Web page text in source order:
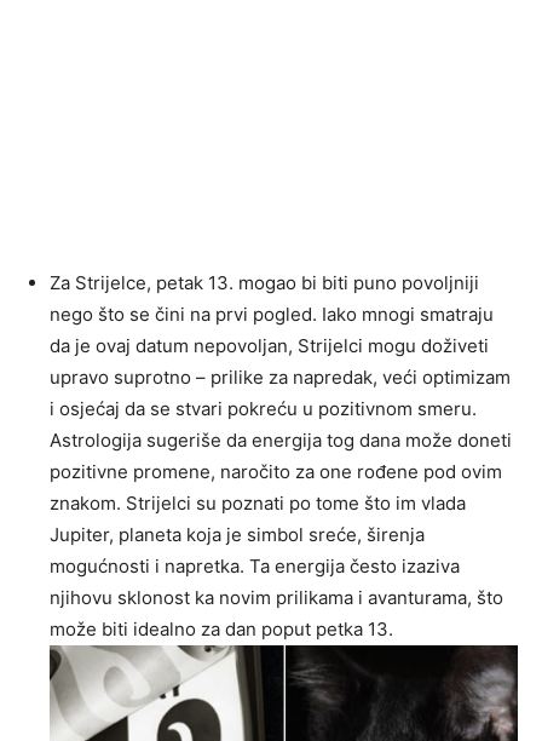
Za Strijelce, petak 13. mogao bi biti puno povoljniji
nego što se čini na prvi pogled. Iako mnogi smatraju
da je ovaj datum nepovoljan, Strijelci mogu doživeti
upravo suprotno – prilike za napredak, veći optimizam
i osjećaj da se stvari pokreću u pozitivnom smeru.
Astrologija sugeriše da energija tog dana može doneti
pozitivne promene, naročito za one rođene pod ovim
znakom. Strijelci su poznati po tome što im vlada
Jupiter, planeta koja je simbol sreće, širenja
mogućnosti i napretka. Ta energija često izaziva
njihovu sklonost ka novim prilikama i avanturama, što
može biti idealno za dan poput petka 13.